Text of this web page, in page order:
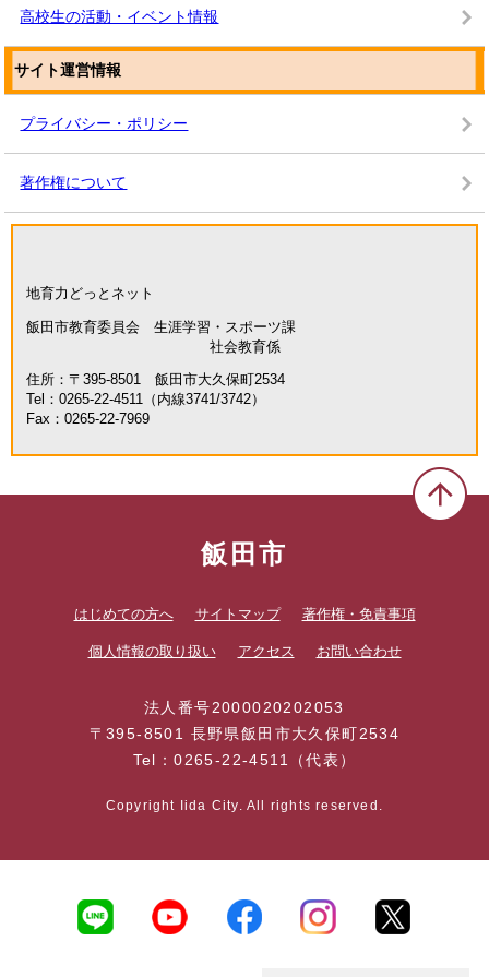
高校生の活動・イベント情報
サイト運営情報
プライバシー・ポリシー
著作権について
地育力どっとネット
飯田市教育委員会 生涯学習・スポーツ課
社会教育係
住所：〒395-8501 飯田市大久保町2534
Tel：0265-22-4511（内線3741/3742）
Fax：0265-22-7969
飯田市
はじめての方へ サイトマップ 著作権・免責事項
個人情報の取り扱い アクセス お問い合わせ
法人番号2000020202053
〒395-8501 長野県飯田市大久保町2534
Tel：0265-22-4511（代表）
Copyright Iida City. All rights reserved.